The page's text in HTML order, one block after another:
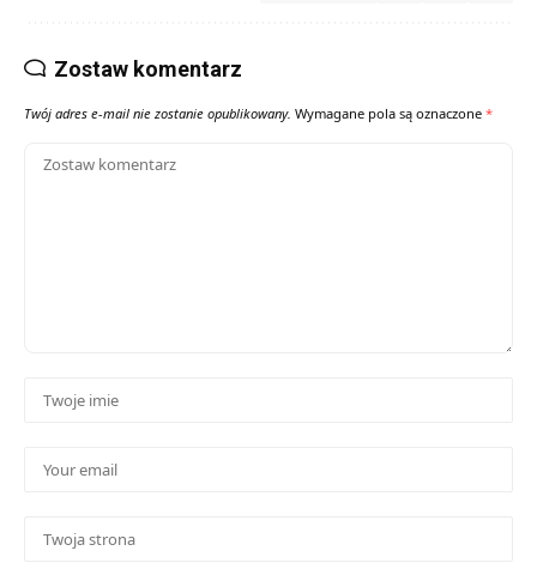
Zostaw komentarz
Twój adres e-mail nie zostanie opublikowany. Wymagane pola są oznaczone *